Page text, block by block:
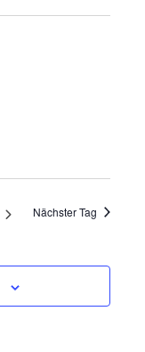
Nächster Tag